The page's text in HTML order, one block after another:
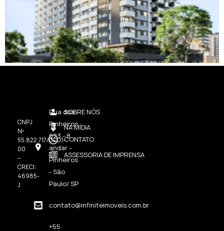
CNPJ
Nº
55.822.717/0001-
00
–
CRECI:
46985-
J
Rua dos
Pinheiros,
623 - 8
andar -
Pinheiros
- São
Paulo/ SP
contato@infiniteimoveis.com.br
+55
SOBRE NÓS
NA MÍDIA
CONTATO
ASSESSORIA DE IMPRENSA